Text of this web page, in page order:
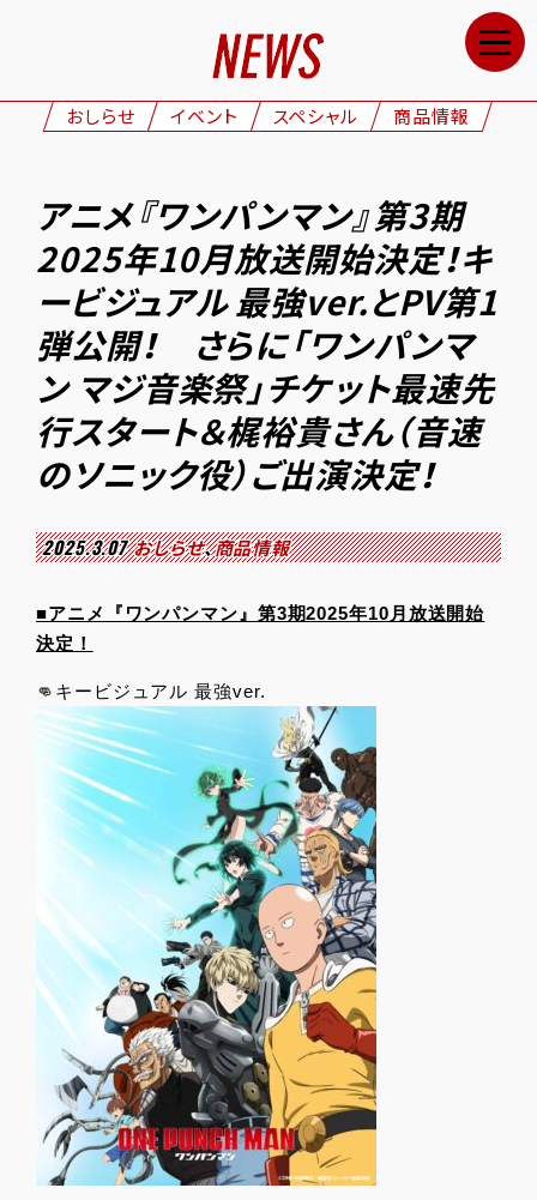
NEWS
STAFF&CAST
CHARACTERS
ONAIR
GOODS
MOVIE
SPECIAL
GALLERY
おしらせ イベント スペシャル 商品情報
アニメ『ワンパンマン』第3期
2025年10月放送開始決定！キ
ービジュアル 最強ver.とPV第1
弾公開！ さらに「ワンパンマ
ン マジ音楽祭」チケット最速先
行スタート＆梶裕貴さん（音速
のソニック役）ご出演決定！
2025.3.07 おしらせ、商品情報
■アニメ『ワンパンマン』第3期2025年10月放送開始
決定！
👊キービジュアル 最強ver.